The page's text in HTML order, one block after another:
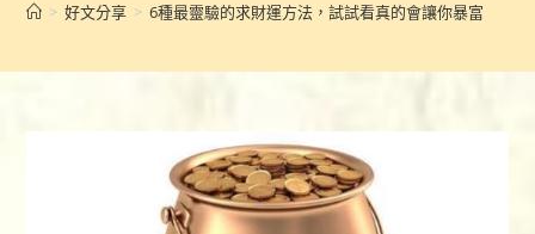
> 好文分享 > 6種最靈驗的求財運方法，試試看真的會讓你暴富